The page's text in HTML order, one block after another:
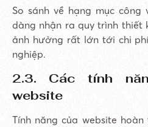
So sánh về hạng mục công
dàng nhận ra quy trình thiết
ảnh hưởng rất lớn tới chi
nghiệp.
2.3. Các tính
website
Tính năng của website